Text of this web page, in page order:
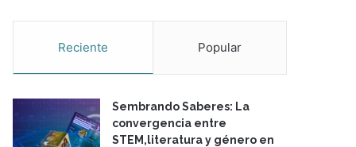
Reciente Popular
Sembrando Saberes: La
convergencia entre
STEM,literatura y género en